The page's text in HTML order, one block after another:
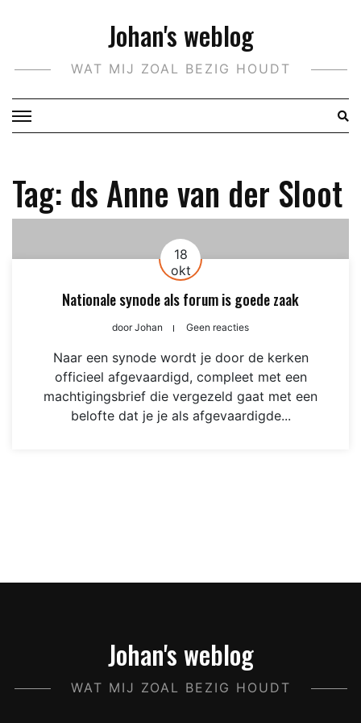
Johan's weblog
WAT MIJ ZOAL BEZIG HOUDT
Tag: ds Anne van der Sloot
18
okt
Nationale synode als forum is goede zaak
doorJohan Geen reacties
Naar een synode wordt je door de kerken
officieel afgevaardigd, compleet met een
machtigingsbrief die vergezeld gaat met een
belofte dat je je als afgevaardigde...
Johan's weblog
WAT MIJ ZOAL BEZIG HOUDT